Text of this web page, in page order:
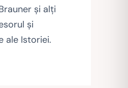
şi alţi
şi
ale Istoriei.